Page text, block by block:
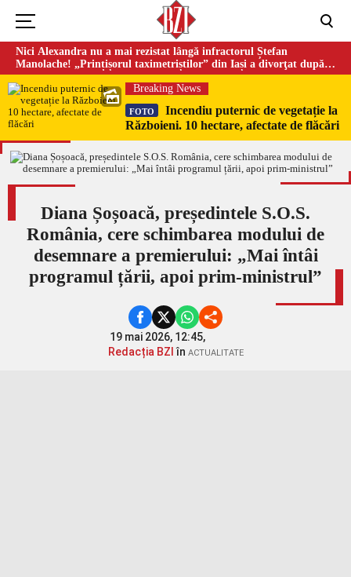
Nici Alexandra nu a mai rezistat lângă infractorul Ștefan
Manolache! „Prințișorul taximetriștilor” din Iași a divorţat după
doi ani de căsnicie
Breaking News
FOTO
Incendiu puternic de vegetație la
Războieni. 10 hectare, afectate de flăcări
Diana Șoșoacă, președintele S.O.S.
România, cere schimbarea modului de
desemnare a premierului: „Mai întâi
programul țării, apoi prim-ministrul”
19 mai 2026, 12:45,
Redacția BZI în ACTUALITATE